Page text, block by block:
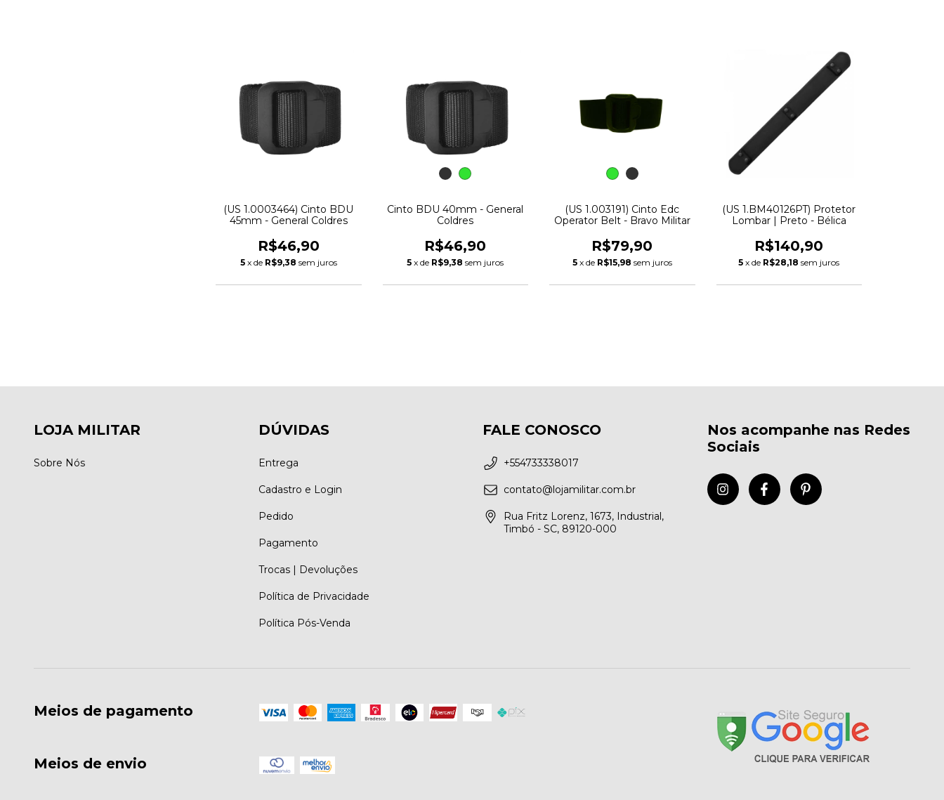
(US 1.0003464) Cinto BDU
45mm - General Coldres
R$46,90
5 x de R$9,38 sem juros
Cinto BDU 40mm - General
Coldres
R$46,90
5 x de R$9,38 sem juros
(US 1.003191) Cinto Edc
Operator Belt - Bravo Militar
R$79,90
5 x de R$15,98 sem juros
(US 1.BM40126PT) Protetor
Lombar | Preto - Bélica
R$140,90
5 x de R$28,18 sem juros
LOJA MILITAR
Sobre Nós
DÚVIDAS
Entrega
Cadastro e Login
Pedido
Pagamento
Trocas | Devoluções
Política de Privacidade
Política Pós-Venda
FALE CONOSCO
+554733338017
contato@lojamilitar.com.br
Rua Fritz Lorenz, 1673, Industrial,
Timbó - SC, 89120-000
Nos acompanhe nas Redes
Sociais
Meios de pagamento
Meios de envio